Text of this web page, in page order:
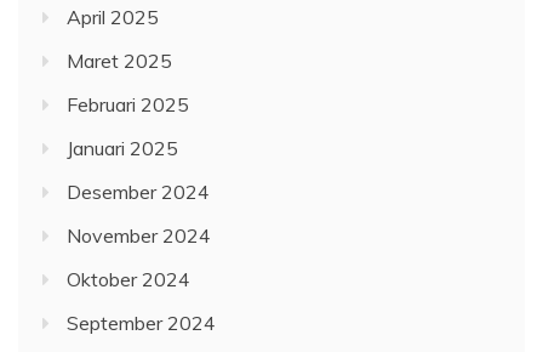
April 2025
Maret 2025
Februari 2025
Januari 2025
Desember 2024
November 2024
Oktober 2024
September 2024